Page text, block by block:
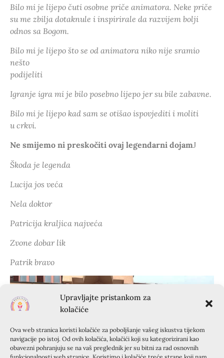
Upravljajte pristankom za
kolačiće
Ova web stranica koristi kolačiće za poboljšanje vašeg iskustva tijekom
navigacije po istoj. Od ovih kolačića, kolačići koji su kategorizirani kao
obavezni pohranjuju se na vaš preglednik jer su bitni za rad osnovnih
Bilo mi je lijepo čuti osobne priče animatora. Neke priče
su me zbilja dotaknule i inspirirale da razvijem bolji
odnos sa Bogom.
Bilo mi je lijepo što se od animatora niko nije sramio
nešto
podijeliti
Igranje igra mi je bilo posebno lijepo jer su bile zabavne.
Bilo mi je lijepo kad sam se otišao ispovjediti i moliti
u crkvi.
Ne smijemo ni preskočiti ovaj legendarni dojamJ
Škoda je legenda
Lucija jos veća
Nela doktor
Patricija kraljica najveća
Zvone dobar lik
Patrik bravo